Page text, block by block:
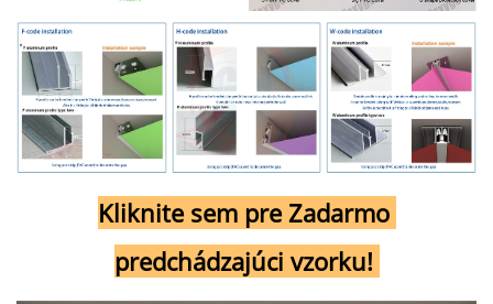
Kliknite sem pre Zadarmo
predchádzajúci vzorku!